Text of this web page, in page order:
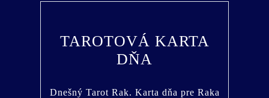
TAROTOVÁ KARTA
DŇA
Dnešný Tarot Rak. Karta dňa pre Raka